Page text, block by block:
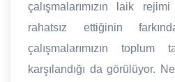
çalışmalarımızın laik
rahatsız ettiğinin
çalışmalarımızın toplum
karşılandığı da görülüyor.